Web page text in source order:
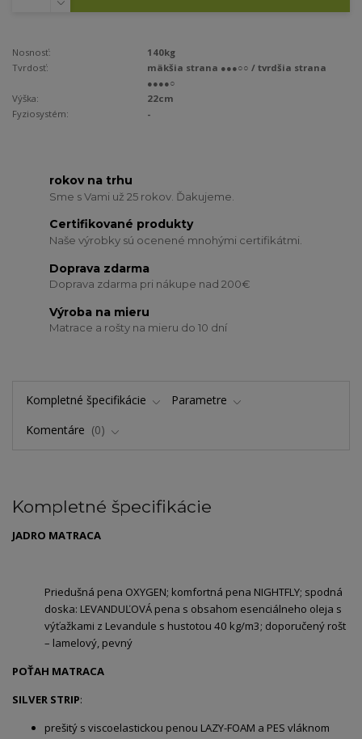
Nosnosť:
140kg
Tvrdosť:
mäkšia strana ●●●○○ / tvrdšia strana
●●●●○
Výška:
22cm
Fyziosystém:
-
rokov na trhu
Sme s Vami už 25 rokov. Ďakujeme.
Certifikované produkty
Naše výrobky sú ocenené mnohými certifikátmi.
Doprava zdarma
Doprava zdarma pri nákupe nad 200€
Výroba na mieru
Matrace a rošty na mieru do 10 dní
Kompletné špecifikácie
Parametre
Komentáre
0
Kompletné špecifikácie
JADRO MATRACA
Priedušná pena OXYGEN; komfortná pena NIGHTFLY; spodná
doska: LEVANDUĽOVÁ pena s obsahom esenciálneho oleja s
výťažkami z Levandule s hustotou 40 kg/m3; doporučený rošt
– lamelový, pevný
POŤAH MATRACA
SILVER STRIP:
prešitý s viscoelastickou penou LAZY-FOAM a PES vláknom